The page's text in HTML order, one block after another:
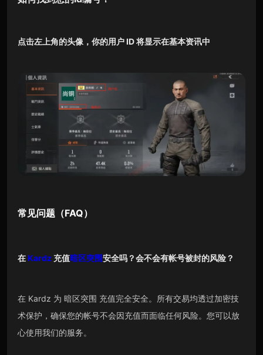
点击左上角的头像，你的用户 ID 将显示在基本资讯中
常见问题（FAQ）
在Kardz 充值暗区突围安全吗？会不会有帐号被封的风险？
在 Kardz 为 暗区突围 充值完全安全。所有交易均透过加密技
术保护，确保您的帐号不会因充值而面临任何风险。您可以放
心使用我们的服务。